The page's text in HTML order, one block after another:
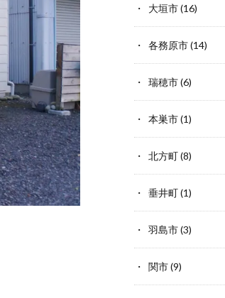
大垣市(16)
各務原市(14)
瑞穂市(6)
本巣市(1)
北方町(8)
垂井町(1)
羽島市(3)
関市(9)